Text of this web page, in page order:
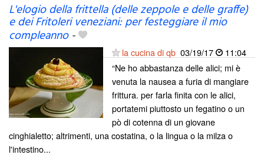
L'elogio della frittella (delle zeppole e delle graffe)
e dei Fritoleri veneziani: per festeggiare il mio
compleanno-
la cucina di qb 03/19/17
11:04
“Ne ho abbastanza delle alici; mi è
venuta la nausea a furia di mangiare
frittura. per farla finita con le alici,
portatemi piuttosto un fegatino o un
pò di cotenna di un giovane
cinghialetto; altrimenti, una costatina, o la lingua o la milza o
l'intestino...